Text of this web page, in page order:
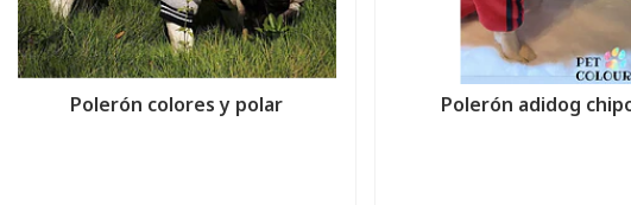
Polerón colores y polar Polerón adidog